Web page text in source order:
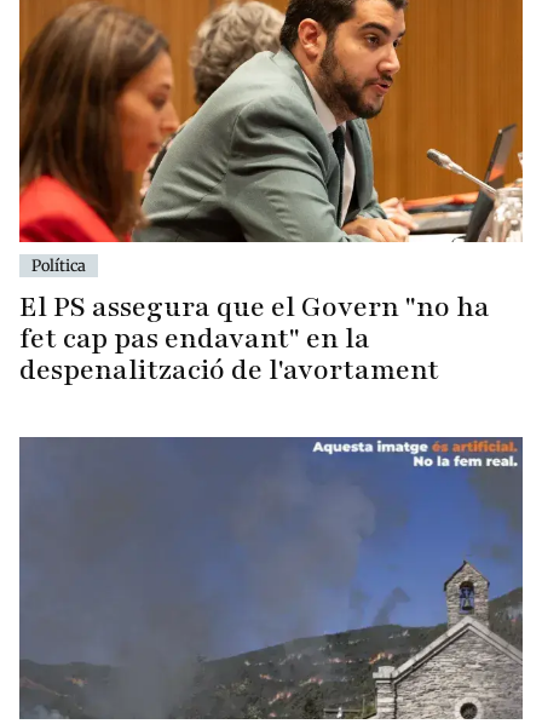
Política
El PS assegura que el Govern "no ha
fet cap pas endavant" en la
despenalització de l'avortament